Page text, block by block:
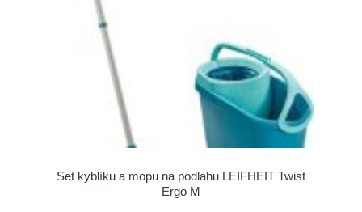
Set kyblíku a mopu na podlahu LEIFHEIT Twist
Ergo M